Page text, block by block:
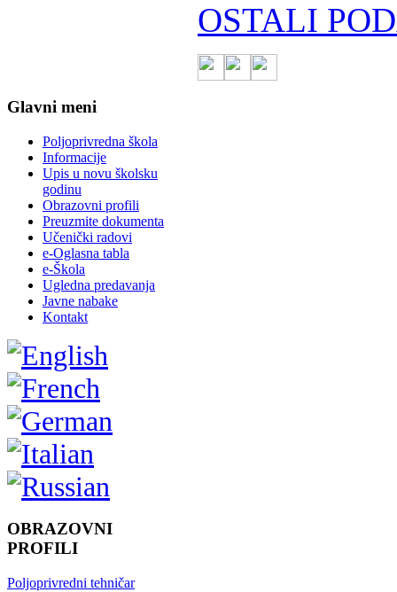
OSTALI
Glavni meni
Poljoprivredna škola
Informacije
Upis u novu školsku
godinu
Obrazovni profili
Preuzmite dokumenta
Učenički radovi
e-Oglasna tabla
e-Škola
Ugledna predavanja
Javne nabake
Kontakt
OBRAZOVNI
PROFILI
Poljoprivredni tehničar